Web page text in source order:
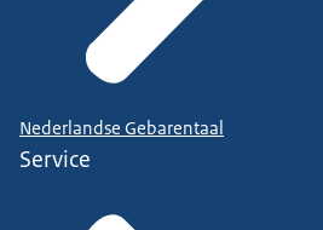
Nederlandse Gebarentaal
Service